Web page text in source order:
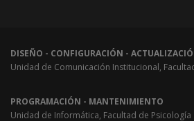
DISEÑO - CONFIGURACIÓN -
Unidad de Comunicación Institucional,
PROGRAMACIÓN - MANTENIMIENTO
Unidad de Informática, Facultad de Psicología